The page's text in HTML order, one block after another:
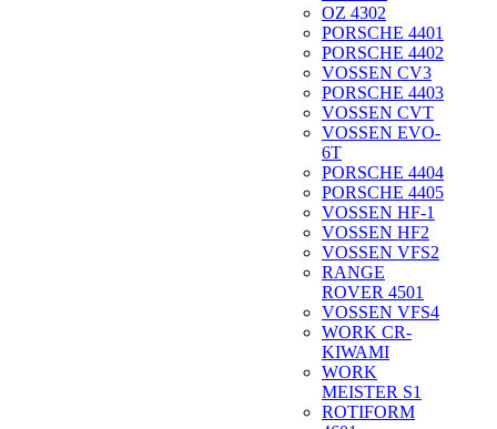
OZ 4302
PORSCHE 4401
PORSCHE 4402
VOSSEN CV3
PORSCHE 4403
VOSSEN CVT
VOSSEN EVO-
6T
PORSCHE 4404
PORSCHE 4405
VOSSEN HF-1
VOSSEN HF2
VOSSEN VFS2
RANGE
ROVER 4501
VOSSEN VFS4
WORK CR-
KIWAMI
WORK
MEISTER S1
ROTIFORM